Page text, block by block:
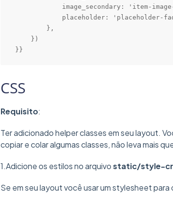
image_secondary: 'item-
placeholder: 'placeholder-
        },
    })
}}
CSS
Requisito:
Ter adicionado helper classes em seu layout.
copiar e colar algumas classes, não leva mais
1.Adicione os estilos no arquivostatic/style-
Se em seu layout você usar um stylesheet